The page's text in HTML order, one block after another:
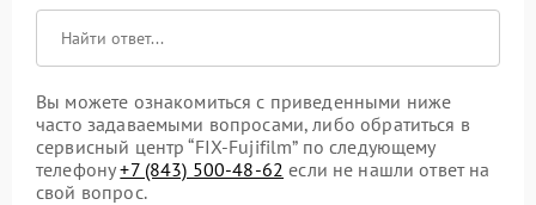
Вы можете ознакомиться с приведенными ниже
часто задаваемыми вопросами, либо обратиться в
сервисный центр “FIX-Fujifilm” по следующему
телефону+7 (843) 500-48-62 если не нашли ответ на
свой вопрос.